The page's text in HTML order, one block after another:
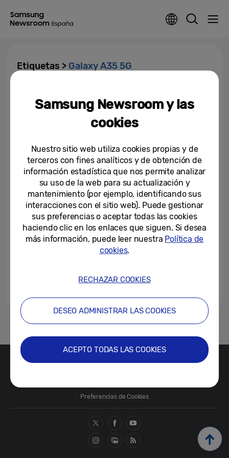
Etiquetas > Galaxy A35 5G
innovaciones increíbles y
seguridad pensada para todos
1
Términos de Uso
Preferencias de Cookies
Samsung Newsroom y las
cookies
Nuestro sitio web utiliza cookies propias y de
terceros con fines analíticos y de obtención de
información estadística que nos permite analizar
su uso de la web para su actualización y
mantenimiento (por ejemplo, identificando sus
interacciones con el sitio web). Puede gestionar
sus preferencias o aceptar todas las cookies
haciendo clic en los enlaces que siguen. Si desea
más información, puede leer nuestra Política de
cookies.
RECHAZAR COOKIES
DESEO ADMINISTRAR LAS COOKIES
ACEPTO TODAS LAS COOKIES